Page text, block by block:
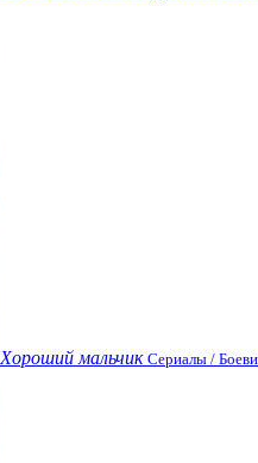
Хороший мальчик Сериалы /